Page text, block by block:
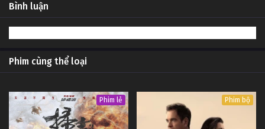
Bình luận
Phim cùng thể loại
Phim lẻ Phim bộ